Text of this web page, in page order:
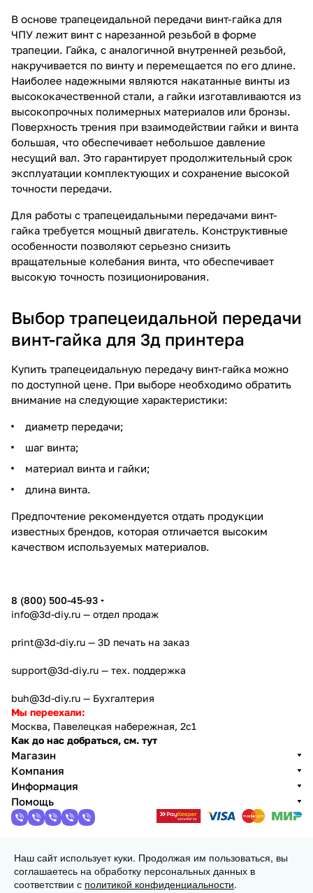
В основе трапецеидальной передачи винт-гайка для
ЧПУ лежит винт с нарезанной резьбой в форме
трапеции. Гайка, с аналогичной внутренней резьбой,
накручивается по винту и перемещается по его длине.
Наиболее надежными являются накатанные винты из
высококачественной стали, а гайки изготавливаются из
высокопрочных полимерных материалов или бронзы.
Поверхность трения при взаимодействии гайки и винта
большая, что обеспечивает небольшое давление
несущий вал. Это гарантирует продолжительный срок
эксплуатации комплектующих и сохранение высокой
точности передачи.
Для работы с трапецеидальными передачами винт-
гайка требуется мощный двигатель. Конструктивные
особенности позволяют серьезно снизить
вращательные колебания винта, что обеспечивает
высокую точность позиционирования.
Выбор трапецеидальной передачи
винт-гайка для 3д принтера
Купить трапецеидальную передачу винт-гайка можно
по доступной цене. При выборе необходимо обратить
внимание на следующие характеристики:
диаметр передачи;
шаг винта;
материал винта и гайки;
длина винта.
Предпочтение рекомендуется отдать продукции
известных брендов, которая отличается высоким
качеством используемых материалов.
8 (800) 500-45-93
info@3d-diy.ru — отдел продаж
print@3d-diy.ru — 3D печать на заказ
support@3d-diy.ru — тех. поддержка
buh@3d-diy.ru — Бухгалтерия
Мы переехали:
Москва, Павелецкая набережная, 2с1
Как до нас добраться, см. тут
Магазин
Компания
Информация
Помощь
2013 - 2026 © 3DiY (Тридиай) - интернет-магазин
комплектующих для 3D принтеров, ЧПУ станков и
робототехники
Наш сайт использует куки. Продолжая им пользоваться, вы
соглашаетесь на обработку персональных данных в
соответствии с политикой конфиденциальности.